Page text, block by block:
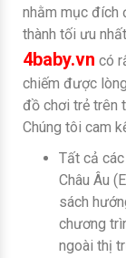
nhằm mục đích
thành tối ưu
4baby.vn có
chiếm được
đồ chơi trẻ trên
Chúng tôi cam
Tất cả
Châu Âu
sách
chương
ngoài thị